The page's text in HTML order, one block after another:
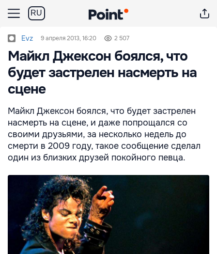
RU
Evz 9 апреля 2013, 16:20 2 507
Майкл Джексон боялся, что
будет застрелен насмерть на
сцене
Майкл Джексон боялся, что будет застрелен
насмерть на сцене, и даже попрощался со
своими друзьями, за несколько недель до
смерти в 2009 году, такое сообщение сделал
один из близких друзей покойного певца.